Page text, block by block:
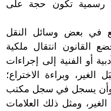
رسمية تكون حجة على
في بعض وسائل النقل
القانون انتقال ملكية
أو الفنية إلى إجراءات
وبراءة الاختراع؛
وأن يسجل في سجل مكتب
ومثل ذلك العلامات